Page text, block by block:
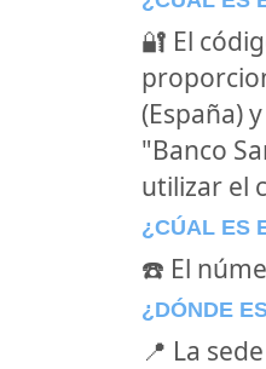
🔐 El
(España)
"Banco
utilizar el
¿CÚAL ES
☎️ El
¿DÓNDE
📍 La